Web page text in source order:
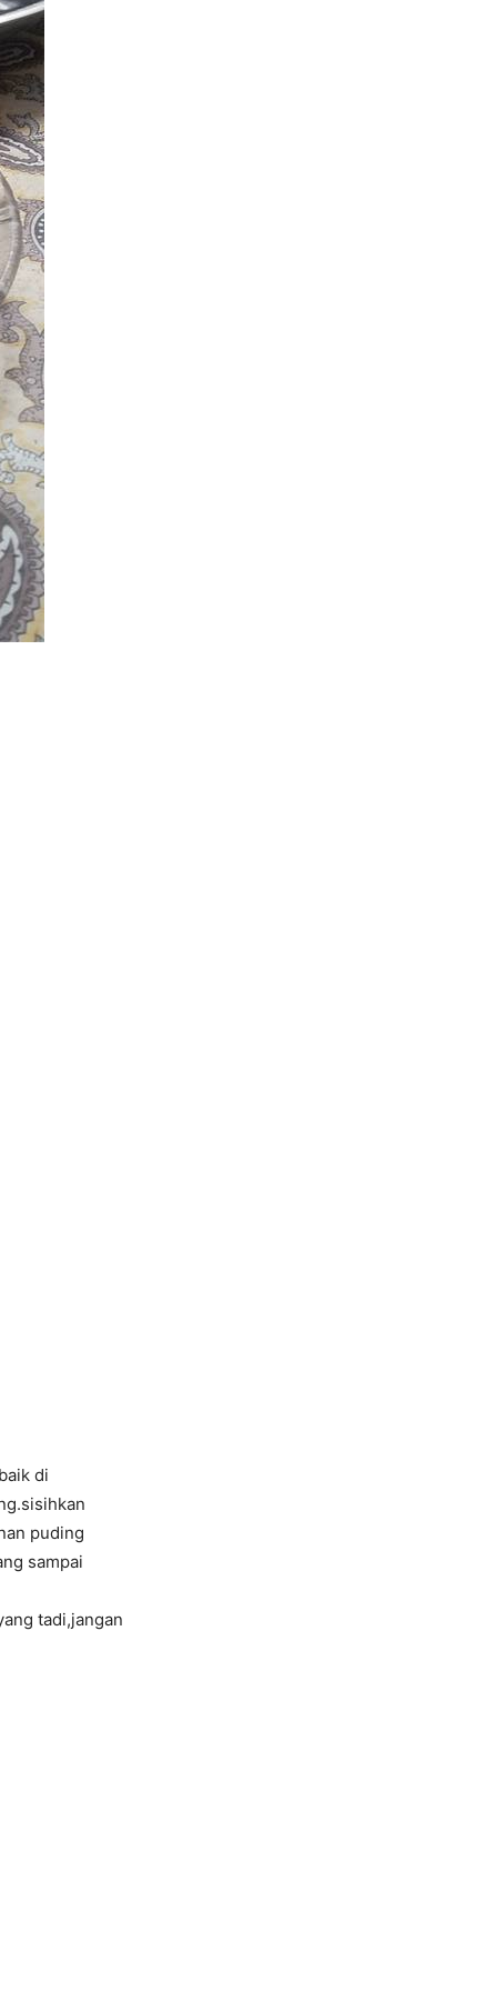
di
puding
sampai
tadi,jangan